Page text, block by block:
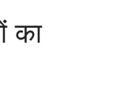
का